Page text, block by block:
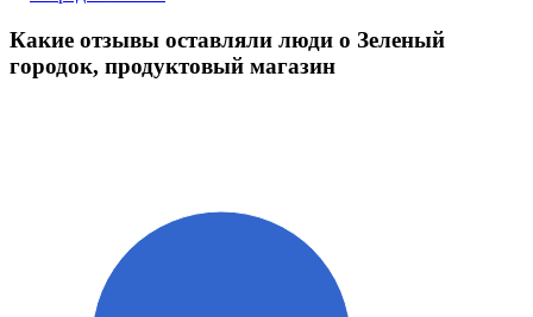
Какие отзывы оставляли люди о Зеленый
городок, продуктовый магазин